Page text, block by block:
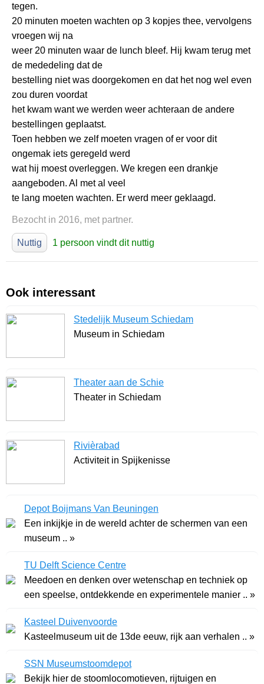
tegen.
20 minuten moeten wachten op 3 kopjes thee, vervolgens
vroegen wij na
weer 20 minuten waar de lunch bleef. Hij kwam terug met
de mededeling dat de
bestelling niet was doorgekomen en dat het nog wel even
zou duren voordat
het kwam want we werden weer achteraan de andere
bestellingen geplaatst.
Toen hebben we zelf moeten vragen of er voor dit
ongemak iets geregeld werd
wat hij moest overleggen. We kregen een drankje
aangeboden. Al met al veel
te lang moeten wachten. Er werd meer geklaagd.
Bezocht in 2016, met partner.
Nuttig 1 persoon vindt dit nuttig
Ook interessant
Stedelijk Museum Schiedam
Museum in Schiedam
Theater aan de Schie
Theater in Schiedam
Rivièrabad
Activiteit in Spijkenisse
Depot Boijmans Van Beuningen
Een inkijkje in de wereld achter de schermen van een
museum .. »
TU Delft Science Centre
Meedoen en denken over wetenschap en techniek op
een speelse, ontdekkende en experimentele manier .. »
Kasteel Duivenvoorde
Kasteelmuseum uit de 13de eeuw, rijk aan verhalen .. »
SSN Museumstoomdepot
Bekijk hier de stoomlocomotieven, rijtuigen en